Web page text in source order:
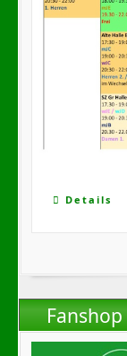
Fanshop
Details